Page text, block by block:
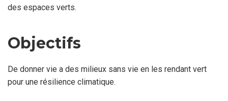
des espaces verts.
Objectifs
De donner vie a des milieux sans vie en les rendant vert
pour une résilience climatique.